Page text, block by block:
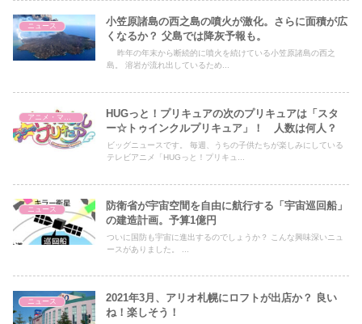
ニュース
小笠原諸島の西之島の噴火が激化。さらに面積が広
くなるか？ 父島では降灰予報も。
昨年の年末から断続的に噴火を続けている小笠原諸島の西之
島。 溶岩が流れ出しているため...
アニメ・マンガ
HUGっと！プリキュアの次のプリキュアは「スタ
ー☆トゥインクルプリキュア」！ 人数は何人？
ビッグニュースです。 毎週、うちの子供たちが楽しみにしている
テレビアニメ「HUGっと！プリキュ...
ニュース
防衛省が宇宙空間を自由に航行する「宇宙巡回船」
の建造計画。予算1億円
ついに国防も宇宙に進出するのでしょうか？ こんな興味深いニュ
ースがありました。 ...
ニュース
2021年3月、アリオ札幌にロフトが出店か？ 良い
ね！楽しそう！